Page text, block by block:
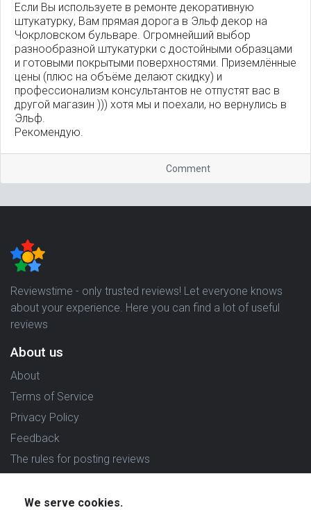
Если Вы используете в ремонте декоративную
штукатурку, Вам прямая дорога в Эльф декор на
Чокрловском бульваре. Огромнейший выбор
разнообразной штукатурки с достойными образцами
и готовыми покрытыми поверхностями. Приземлённые
цены (плюс на объёме делают скидку) и
профессионализм консультантов не отпустят вас в
другой магазин ))) хотя мы и поехали, но вернулись в
Эльф.
Рекомендую.
Comment
Reviewstime - only trusted reviews! Let everyone knows
about your experience. Here you can find a lot of useful
reviews
About us
About
Terms of Service
Privacy Policy
Feedback
The rules for posting reviews
We serve cookies.